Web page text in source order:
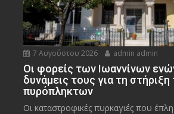
7 Αυγούστου 2026 admin admin
Οι φορείς των Ιωαννίνων
δυνάμεις τους για τη
πυρόπληκτων
Οι καταστροφικές πυρκαγιές που